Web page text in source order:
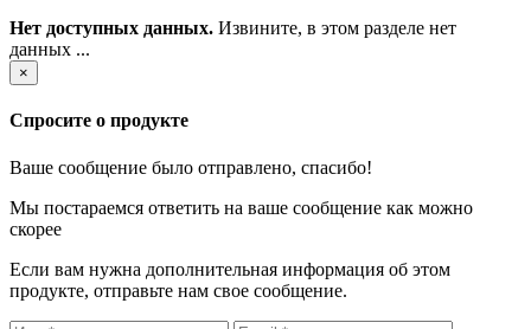
Нет доступных данных. Извините, в этом разделе нет
данных ...
×
Спросите о продукте
Ваше сообщение было отправлено, спасибо!
Мы постараемся ответить на ваше сообщение как можно
скорее
Если вам нужна дополнительная информация об этом
продукте, отправьте нам свое сообщение.